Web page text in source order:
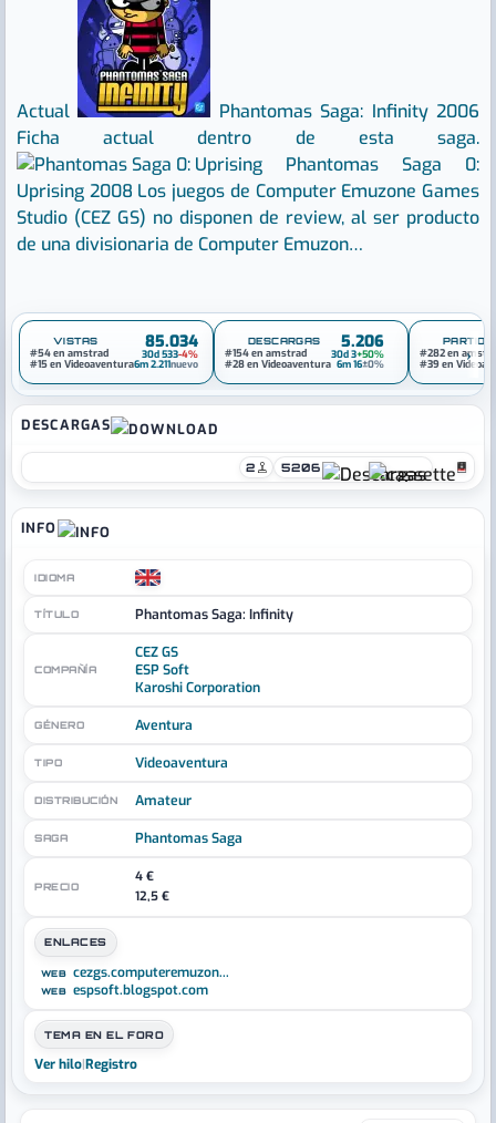
VISTAS
#54 en amstrad
#15 en Videoaventura
85.034
30d 533-4%
6m 2.211nuevo
DESCARGAS
#154 en amstrad
#28 en Videoaventura
5.206
30d 3+50%
6m 16±0%
#282 en
#39 en
›
Actual Phantomas Saga: Infinity 2006
Ficha actual dentro de esta saga.
Phantomas Saga 0:
Uprising 2008 Los juegos de Computer Emuzone Games
Studio (CEZ GS) no disponen de review, al ser producto
de una divisionaria de Computer Emuzon…
DESCARGAS
2 5206
INFO
IDIOMA
TÍTULO Phantomas Saga: Infinity
COMPAÑÍA
CEZ GS
ESP Soft
Karoshi Corporation
GÉNERO Aventura
TIPO Videoaventura
DISTRIBUCIÓN Amateur
SAGA Phantomas Saga
PRECIO
4 €
12,5 €
ENLACES
WEB cezgs.computeremuzon...
WEB espsoft.blogspot.com
TEMA EN EL FORO
Ver hilo|Registro